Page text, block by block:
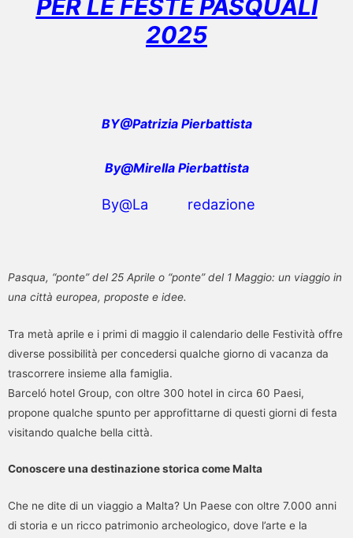
PER LE FESTE PASQUALI
2025
BY@Patrizia Pierbattista
By@Mirella Pierbattista
By@La redazione
Pasqua, “ponte” del 25 Aprile o “ponte” del 1 Maggio: un viaggio in
una città europea, proposte e idee.
Tra metà aprile e i primi di maggio il calendario delle Festività offre
diverse possibilità per concedersi qualche giorno di vacanza da
trascorrere insieme alla famiglia.
Barceló hotel Group, con oltre 300 hotel in circa 60 Paesi,
propone qualche spunto per approfittarne di questi giorni di festa
visitando qualche bella città.
Conoscere una destinazione storica come Malta
Che ne dite di un viaggio a Malta? Un Paese con oltre 7.000 anni
di storia e un ricco patrimonio archeologico, dove l’arte e la